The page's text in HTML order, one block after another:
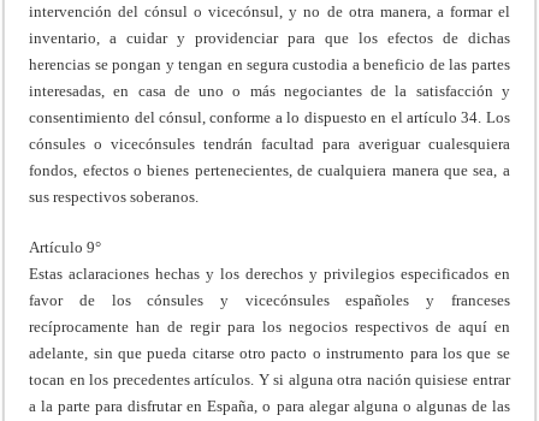
intervención del cónsul o vicecónsul, y no de otra manera, a formar el
inventario, a cuidar y providenciar para que los efectos de dichas
herencias se pongan y tengan en segura custodia a beneficio de las partes
interesadas, en casa de uno o más negociantes de la satisfacción y
consentimiento del cónsul, conforme a lo dispuesto en el artículo 34. Los
cónsules o vicecónsules tendrán facultad para averiguar cualesquiera
fondos, efectos o bienes pertenecientes, de cualquiera manera que sea, a
sus respectivos soberanos.
Artículo 9°
Estas aclaraciones hechas y los derechos y privilegios especificados en
favor de los cónsules y vicecónsules españoles y franceses
recíprocamente han de regir para los negocios respectivos de aquí en
adelante, sin que pueda citarse otro pacto o instrumento para los que se
tocan en los precedentes artículos. Y si alguna otra nación quisiese entrar
a la parte para disfrutar en España, o para alegar alguna o algunas de las